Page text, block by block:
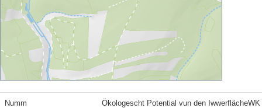
Numm Ökologescht Potential vun den IwwerflächeWK